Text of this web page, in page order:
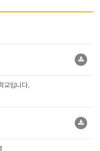
교입니다.